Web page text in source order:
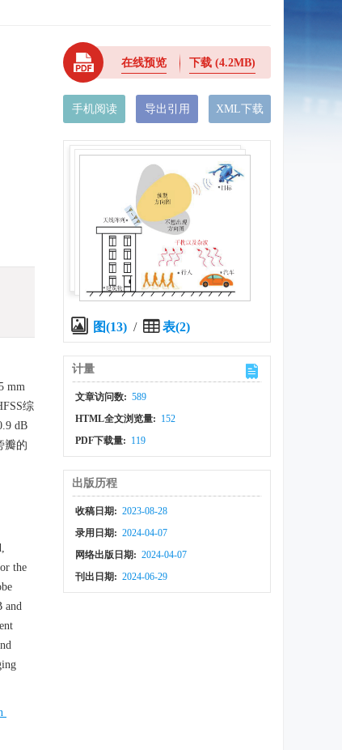
mm
综
dB
瓣的
the
and
在线预览 下载(4.2MB)
手机阅读 导出引用 XML下载
图(13) / 表(2)
计量
文章访问数: 589
HTML全文浏览量: 152
PDF下载量: 119
出版历程
收稿日期: 2023-08-28
录用日期: 2024-04-07
网络出版日期: 2024-04-07
刊出日期: 2024-06-29